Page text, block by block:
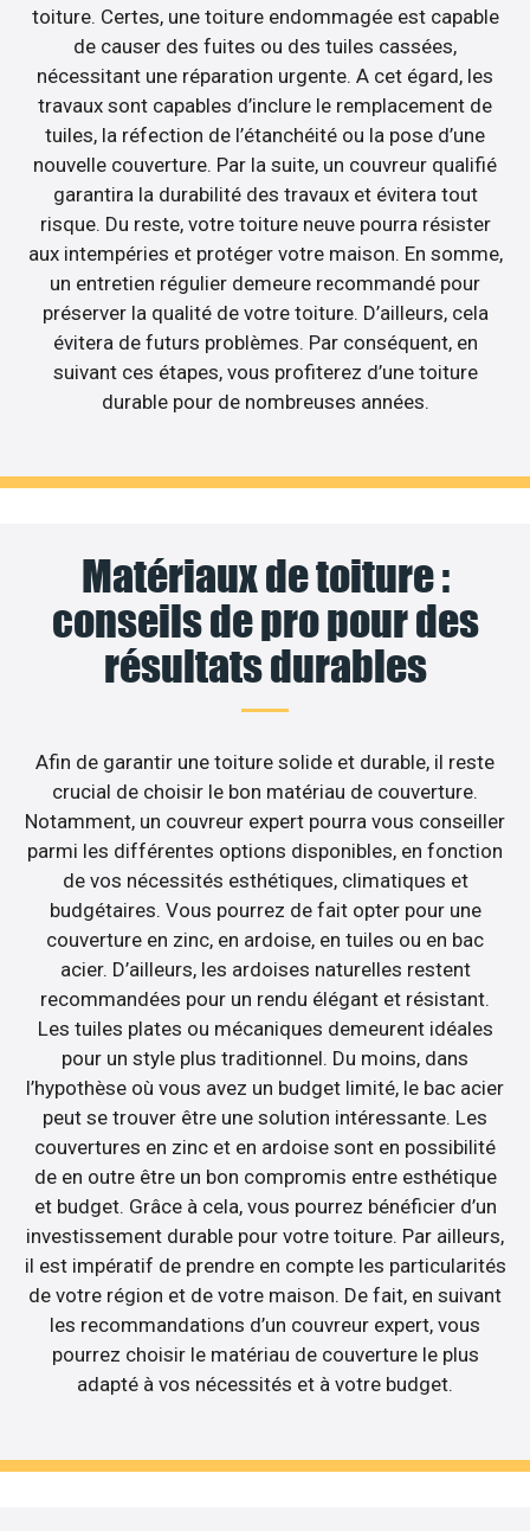
toiture. Certes, une toiture endommagée est capable
de causer des fuites ou des tuiles cassées,
nécessitant une réparation urgente. A cet égard, les
travaux sont capables d’inclure le remplacement de
tuiles, la réfection de l’étanchéité ou la pose d’une
nouvelle couverture. Par la suite, un couvreur qualifié
garantira la durabilité des travaux et évitera tout
risque. Du reste, votre toiture neuve pourra résister
aux intempéries et protéger votre maison. En somme,
un entretien régulier demeure recommandé pour
préserver la qualité de votre toiture. D’ailleurs, cela
évitera de futurs problèmes. Par conséquent, en
suivant ces étapes, vous profiterez d’une toiture
durable pour de nombreuses années.
Matériaux de toiture :
conseils de pro pour des
résultats durables
Afin de garantir une toiture solide et durable, il reste
crucial de choisir le bon matériau de couverture.
Notamment, un couvreur expert pourra vous conseiller
parmi les différentes options disponibles, en fonction
de vos nécessités esthétiques, climatiques et
budgétaires. Vous pourrez de fait opter pour une
couverture en zinc, en ardoise, en tuiles ou en bac
acier. D’ailleurs, les ardoises naturelles restent
recommandées pour un rendu élégant et résistant.
Les tuiles plates ou mécaniques demeurent idéales
pour un style plus traditionnel. Du moins, dans
l’hypothèse où vous avez un budget limité, le bac acier
peut se trouver être une solution intéressante. Les
couvertures en zinc et en ardoise sont en possibilité
de en outre être un bon compromis entre esthétique
et budget. Grâce à cela, vous pourrez bénéficier d’un
investissement durable pour votre toiture. Par ailleurs,
il est impératif de prendre en compte les particularités
de votre région et de votre maison. De fait, en suivant
les recommandations d’un couvreur expert, vous
pourrez choisir le matériau de couverture le plus
adapté à vos nécessités et à votre budget.